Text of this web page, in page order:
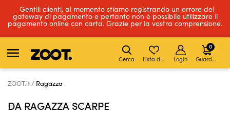
Gentili clienti, al momento stiamo registrando un errore del
gateway di pagamento e pertanto non è possibile utilizzare il
pagamento online con carta. Grazie per la vostra comprensione.
Cerca Lista dei desideri Login Guardare
0
ZOOT.it Ragazza
DA RAGAZZA SCARPE